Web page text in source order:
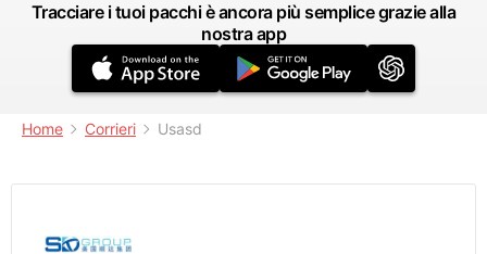
Tracciare i tuoi pacchi è ancora più semplice grazie alla
nostra app
Home Corrieri Usasd